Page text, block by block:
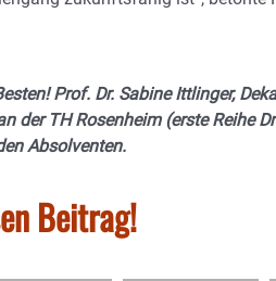
Prof. Dr. Sabine Ittlinger,
der TH Rosenheim (erste Reihe
Absolventen.
Beitrag!